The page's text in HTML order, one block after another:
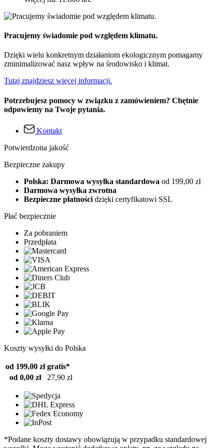
Pracujemy świadomie pod względem klimatu.
Dzięki wielu konkretnym działaniom ekologicznym pomagamy
zminimalizować nasz wpływ na środowisko i klimat.
Tutaj znajdziesz więcej informacji.
Potrzebujesz pomocy w związku z zamówieniem? Chętnie
odpowiemy na Twoje pytania.
Kontakt
Potwierdzona jakość
Bezpieczne zakupy
Polska: Darmowa wysyłka standardowa od 199,00 zł
Darmowa wysyłka zwrotna
Bezpieczne płatności dzięki certyfikatowi SSL
Płać bezpiecznie
Za pobraniem
Przedpłata
Koszty wysyłki do Polska
od 199,00 zł gratis*
od 0,00 zł
27,90 zł
*Podane koszty dostawy obowiązują w przypadku standardowej